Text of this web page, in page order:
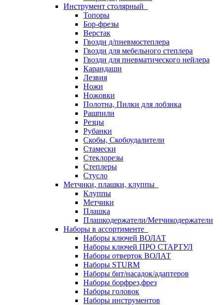
Инструмент столярный
Топоры
Бор-фрезы
Верстак
Гвозди д/пневмостеплера
Гвозди для мебельного степлера
Гвозди для пневматического нейлера
Карандаши
Лезвия
Ножи
Ножовки
Полотна, Пилки для лобзика
Рашпили
Резцы
Рубанки
Скобы, Скобоудалители
Стамески
Стеклорезы
Степлеры
Стусло
Метчики, плашки, клуппы
Клуппы
Метчики
Плашка
Плашкодержатели/Метчикодержатели
Наборы в ассортименте
Наборы ключей ВОЛАТ
Наборы ключей ПРО СТАРТУЛ
Наборы отверток ВОЛАТ
Наборы STURM
Наборы бит/насадок/адаптеров
Наборы борфрез,фрез
Наборы головок
Наборы инструментов